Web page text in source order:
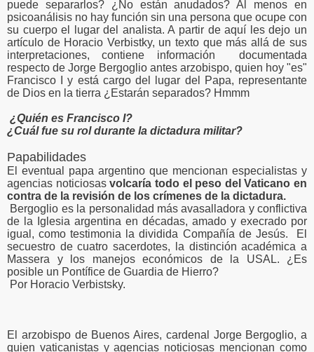
puede separarlos? ¿No están anudados? Al menos en
psicoanálisis no hay función sin una persona que ocupe con
su cuerpo el lugar del analista. A partir de aquí les dejo un
artículo de Horacio Verbistky, un texto que más allá de sus
interpretaciones, contiene información documentada
respecto de Jorge Bergoglio antes arzobispo, quien hoy "es"
Francisco I y está cargo del lugar del Papa, representante
de Dios en la tierra ¿Estarán separados? Hmmm
¿Quién es Francisco I?
¿Cuál fue su rol durante la dictadura militar?
Papabilidades
El eventual papa argentino que mencionan especialistas y
agencias noticiosasvolcaría todo el peso del Vaticano en
contra de la revisión de los crímenes de la dictadura.
Bergoglio es la personalidad más avasalladora y conflictiva
de la Iglesia argentina en décadas, amado y execrado por
igual, como testimonia la dividida Compañía de Jesús. El
secuestro de cuatro sacerdotes, la distinción académica a
Massera y los manejos económicos de la USAL. ¿Es
posible un Pontífice de Guardia de Hierro?
Por Horacio Verbistsky.
El arzobispo de Buenos Aires, cardenal Jorge Bergoglio, a
quien vaticanistas y agencias noticiosas mencionan como